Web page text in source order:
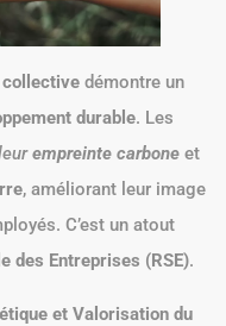
démontre un
durable. Les
empreinte carbone et
, améliorant leur image
C’est un atout
des Entreprises (RSE).
et Valorisation du